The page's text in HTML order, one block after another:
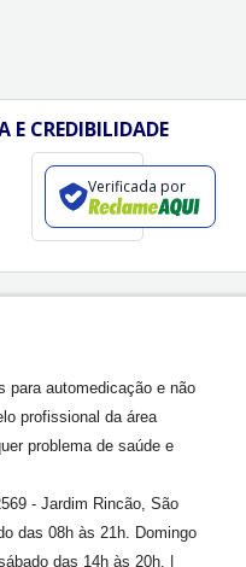
E CREDIBILIDADE
Verificada por
para automedicação e não
profissional da área
problema de saúde e
- Jardim Rincão, São
das 08h às 21h. Domingo
das 14h às 20h. |